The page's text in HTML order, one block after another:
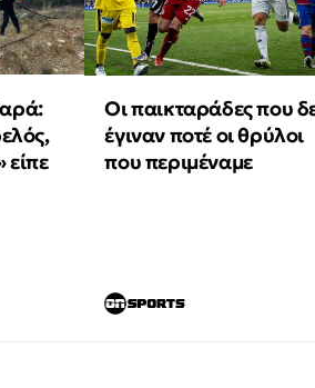
είπε
Οι παικταράδες που
έγιναν ποτέ οι θρύλοι
που περιμέναμε